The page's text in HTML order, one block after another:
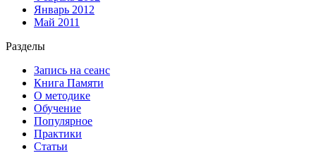
Январь 2012
Май 2011
Разделы
Запись на сеанс
Книга Памяти
О методике
Обучение
Популярное
Практики
Статьи